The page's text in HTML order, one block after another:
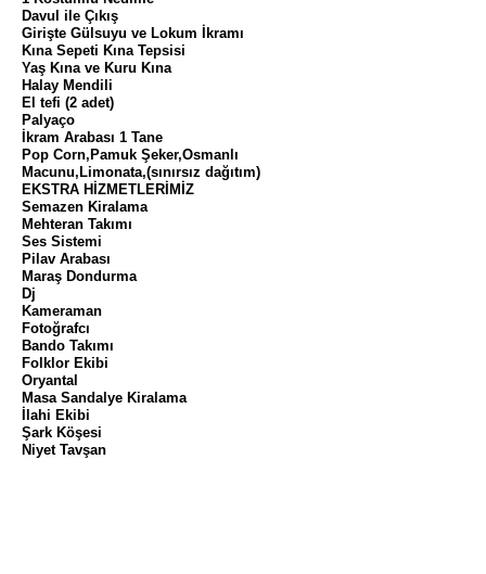
Davul ile Çıkış
Girişte Gülsuyu ve Lokum İkramı
Kına Sepeti Kına Tepsisi
Yaş Kına ve Kuru Kına
Halay Mendili
El tefi (2 adet)
Palyaço
İkram Arabası 1 Tane
Pop Corn,Pamuk Şeker,Osmanlı
Macunu,Limonata,(sınırsız dağıtım)
EKSTRA HİZMETLERİMİZ
Semazen Kiralama
Mehteran Takımı
Ses Sistemi
Pilav Arabası
Maraş Dondurma
Dj
Kameraman
Fotoğrafcı
Bando Takımı
Folklor Ekibi
Oryantal
Masa Sandalye Kiralama
İlahi Ekibi
Şark Köşesi
Niyet Tavşan